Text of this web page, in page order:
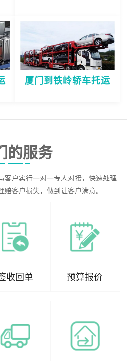
厦门到铁岭轿车托运
的服务
客户实行一对一专人对接，快速处理
赔客户损失，做到让客户满意。
收回单 预算报价